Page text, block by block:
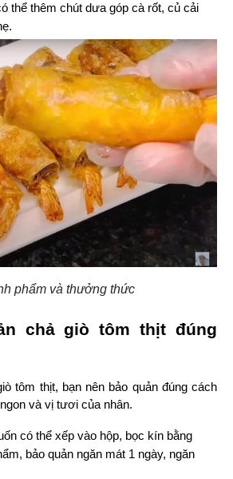
thể thêm chút dưa góp cà rốt, củ cải
phẩm và thưởng thức
chả giò tôm thịt đúng
tôm thịt, bạn nên bảo quản đúng cách
và vị tươi của nhân.
có thể xếp vào hộp, bọc kín bằng
bảo quản ngăn mát 1 ngày, ngăn